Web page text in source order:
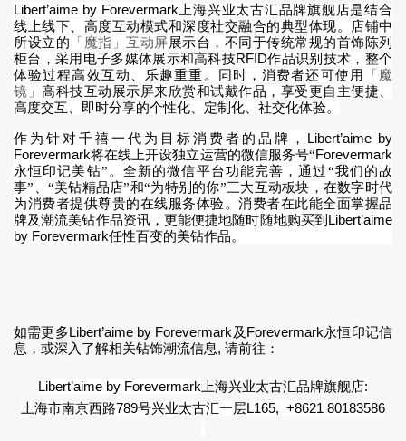
Libert’aime by Forevermark 上海兴业太古汇品牌旗舰店是结合
线上线下、高度互动模式和深度社交融合的典型体现。店铺中
所设立的 「魔指」互动屏展示台，不同于传统常规的首饰陈列
柜台，采用电子多媒体展示和高科技RFID作品识别技术， 整个
体验过程高效互动
、乐趣重重。同时，消费者还可使用
「魔
镜」 高科技互动展示屏来欣赏和试戴作品，享受更自主便捷、
高度交互、即时分享的个性化、定制化、社交化体验。
作为针对千禧一代为目标消费者的品牌， Libert’aime by
Forevermark将在线上开设独立运营的微信服务号“Forevermark
永恒印记美钻”。全新的微信平台功能完善，通过“我们的故
事”、“美钻精品店”和“为特别的你”三大互动板块，在数字时代
为消费者提供尊贵的在线服务体验。消费者在此能全面掌握品
牌及潮流美钻作品资讯，更能便捷地随时随地购买到 Libert’aime
by Forevermark任性百变的美钻作品。
如需更多Libert’aime by Forevermark及 Forevermark永恒印记信
息，或深入了解相关钻饰潮流信息, 请前往：
Libert’aime by Forevermark 上海兴业太古汇品牌旗舰店:
上海市南京西路789号兴业太古汇一层L165,  +8621 80183586